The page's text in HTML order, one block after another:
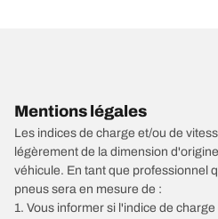
Mentions légales
Les indices de charge et/ou de
légèrement de la dimension
véhicule. En tant que professionnel
pneus sera en mesure de :
1. Vous informer si l'indice de